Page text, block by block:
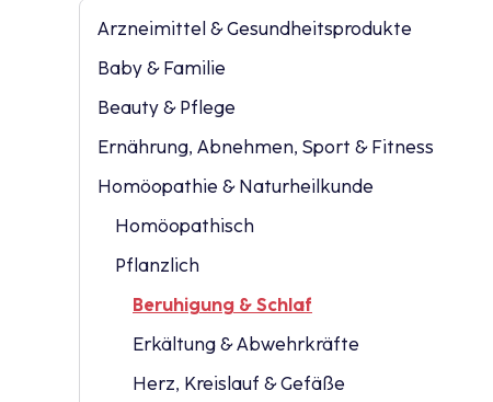
Arzneimittel & Gesundheitsprodukte
Baby & Familie
Beauty & Pflege
Ernährung, Abnehmen, Sport & Fitness
Homöopathie & Naturheilkunde
Homöopathisch
Pflanzlich
Beruhigung & Schlaf
Erkältung & Abwehrkräfte
Herz, Kreislauf & Gefäße